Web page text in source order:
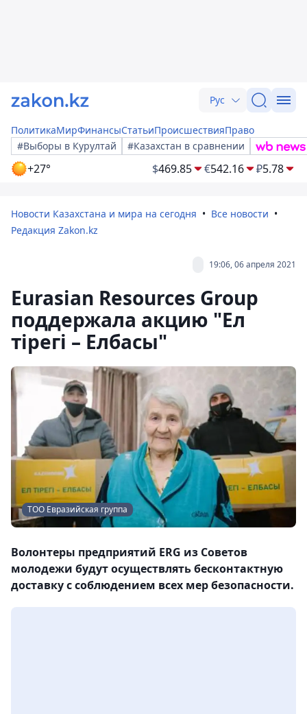
Рус
ПолитикаМирФинансыСтатьиПроисшествияПраво
#Выборы в Курултай
#Казахстан в сравнении
+27° $469.85 €542.16 ₽5.78
Новости Казахстана и мира на сегодня
Все новости
Редакция Zakon.kz
19:06, 06 апреля 2021
Eurasian Resources Group
поддержала акцию "Ел
тірегі – Елбасы"
ТОО Евразийская группа
Волонтеры предприятий ERG из Советов
молодежи будут осуществлять бесконтактную
доставку с соблюдением всех мер безопасности.